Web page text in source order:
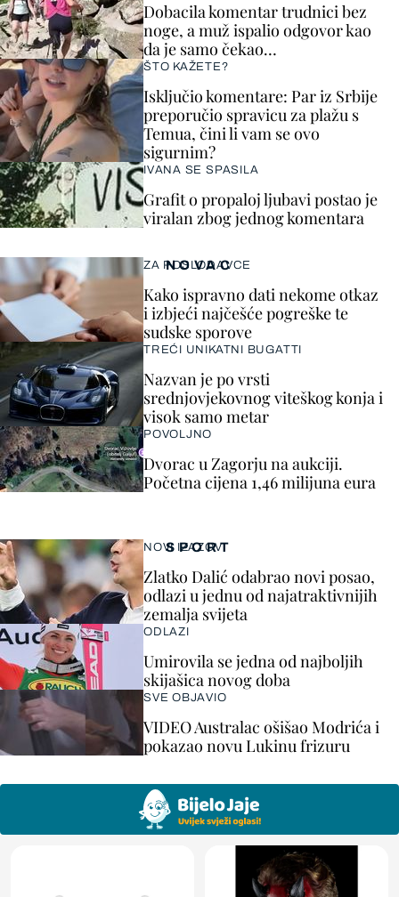
Dobacila komentar trudnici bez
noge, a muž ispalio odgovor kao
da je samo čekao…
ŠTO KAŽETE?
Isključio komentare: Par iz Srbije
preporučio spravicu za plažu s
Temua, čini li vam se ovo
sigurnim?
IVANA SE SPASILA
Grafit o propaloj ljubavi postao je
viralan zbog jednog komentara
SPORT
NOVI IZAZOV
Zlatko Dalić odabrao novi posao,
odlazi u jednu od najatraktivnijih
zemalja svijeta
ODLAZI
Umirovila se jedna od najboljih
skijašica novog doba
SVE OBJAVIO
VIDEO Australac ošišao Modrića i
pokazao novu Lukinu frizuru
NOVAC
ZA POSLODAVCE
Kako ispravno dati nekome otkaz
i izbjeći najčešće pogreške te
sudske sporove
TREĆI UNIKATNI BUGATTI
Nazvan je po vrsti
srednjovjekovnog viteškog konja i
visok samo metar
POVOLJNO
Dvorac u Zagorju na aukciji.
Početna cijena 1,46 milijuna eura